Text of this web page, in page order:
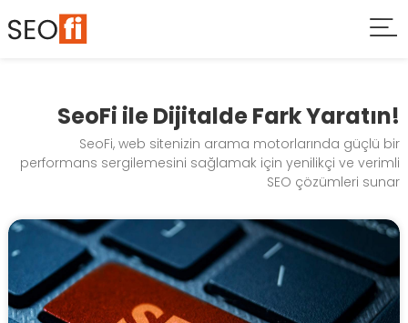
SeoFi ile Dijitalde Fark Yaratın!
SeoFi, web sitenizin arama motorlarında güçlü bir
performans sergilemesini sağlamak için yenilikçi ve verimli
SEO çözümleri sunar